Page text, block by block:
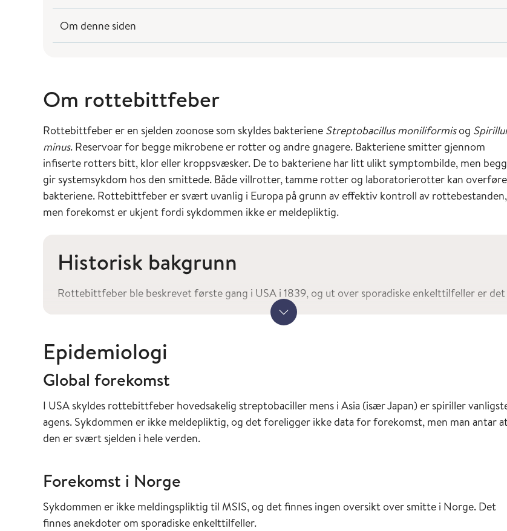
Om denne siden
Om rottebittfeber
Rottebittfeber er en sjelden zoonose som skyldes bakteriene Streptobacillus moniliformisog
minus. Reservoar for begge mikrobene er rotter og andre gnagere. Bakteriene smitter gjennom
infiserte rotters bitt, klor eller kroppsvæsker. De to bakteriene har litt ulikt symptombilde, men
gir systemsykdom hos den smittede. Både villrotter, tamme rotter og laboratorierotter kan overføre
bakteriene. Rottebittfeber er svært uvanlig i Europa på grunn av effektiv kontroll av rottebestanden,
men forekomst er ukjent fordi sykdommen ikke er meldepliktig.
Historisk bakgrunn
Rottebittfeber ble beskrevet første gang i USA i 1839, og ut over sporadiske enkelttilfeller er det
beskrevet flere utbrudd knyttet til mat eller drikke.
Streptobacillus moniliformis
av streptobasiller kalles også Haverhillfeber etter et utbrudd med kontaminert, upasteurisert melk
i USA i 1926. I 1987 var det et stort utbrudd ved en kostskole i England med 304 syke elever som
ble smittet gjennom urenset (ikke-klorert) drikkevann.
Spirillum minusble første gang isolert og identifisert i 1916. Spiriller er vanligste årsak til
rottebittfeber i Asia, især i Japan, og forekommer som sporadiske tilfeller. I Japan kalles
Tidligere var over halvparten av infeksjonene hos barn som levde under dårlige sosioøkonomiske
forhold, men demografien er endret, og man ser nå også smitte hos personer som jobber i f.eks.
dyrebutikker og laboratorier.
Vis mer
Epidemiologi
Global forekomst
I USA skyldes rottebittfeber hovedsakelig streptobaciller mens i Asia (især Japan) er spiriller
agens. Sykdommen er ikke meldepliktig, og det foreligger ikke data for forekomst, men man antar
den er svært sjelden i hele verden.
Forekomst i Norge
Sykdommen er ikke meldingspliktig til MSIS, og det finnes ingen oversikt over smitte i Norge. Det
finnes anekdoter om sporadiske enkelttilfeller.